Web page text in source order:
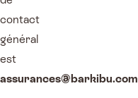
contact
général
est
assurances@barkibu.com